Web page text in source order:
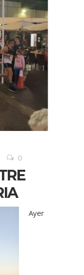
0
Ayer